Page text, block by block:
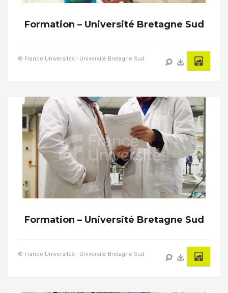
Formation – Université Bretagne Sud
© France Universités - Université Bretagne Sud
Formation – Université Bretagne Sud
© France Universités - Université Bretagne Sud